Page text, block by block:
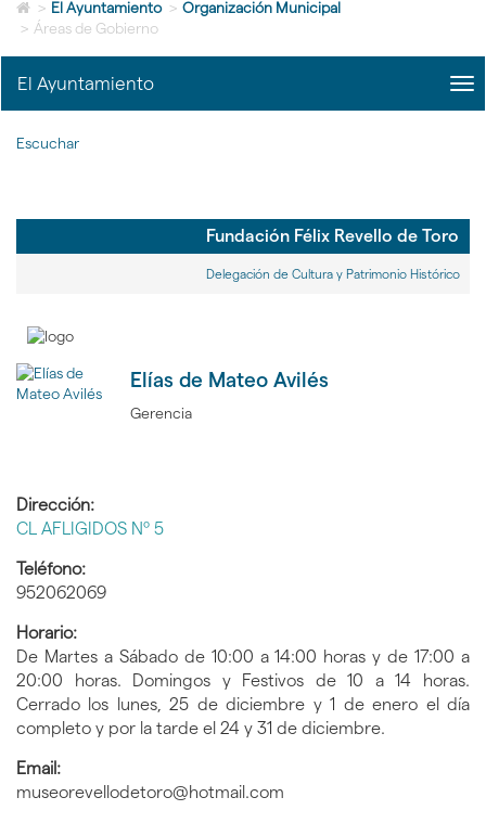
idioma
Icono
de
ir
a
página
> El Ayuntamiento > Organización Municipal
> Áreas de Gobierno
El Ayuntamiento
Escuchar
Fundación Félix Revello de Toro
Delegación de Cultura y Patrimonio Histórico
Elías de Mateo Avilés
Gerencia
Dirección:
CL AFLIGIDOS Nº 5
Teléfono:
952062069
Horario:
De Martes a Sábado de 10:00 a 14:00 horas y de 17:00 a
20:00 horas. Domingos y Festivos de 10 a 14 horas.
Cerrado los lunes, 25 de diciembre y 1 de enero el día
completo y por la tarde el 24 y 31 de diciembre.
Email:
museorevellodetoro@hotmail.com